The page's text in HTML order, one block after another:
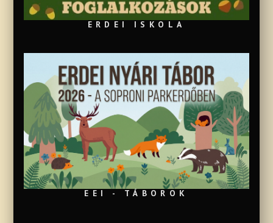
ERDEI ISKOLA
EEI - TÁBOROK